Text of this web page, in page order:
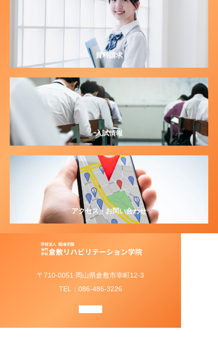
資料請求
入試情報
アクセス・お問い合わせ
〒710-0051 岡山県倉敷市幸町12-3
TEL：086-486-3226